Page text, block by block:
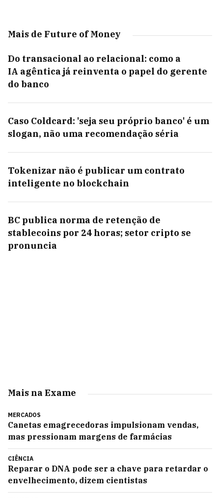
Mais de Future of Money
Do transacional ao relacional: como a
IA agêntica já reinventa o papel do gerente
do banco
Caso Coldcard: 'seja seu próprio banco' é um
slogan, não uma recomendação séria
Tokenizar não é publicar um contrato
inteligente no blockchain
BC publica norma de retenção de
stablecoins por 24 horas; setor cripto se
pronuncia
Mais na Exame
MERCADOS
Canetas emagrecedoras impulsionam vendas,
mas pressionam margens de farmácias
CIÊNCIA
Reparar o DNA pode ser a chave para retardar o
envelhecimento, dizem cientistas